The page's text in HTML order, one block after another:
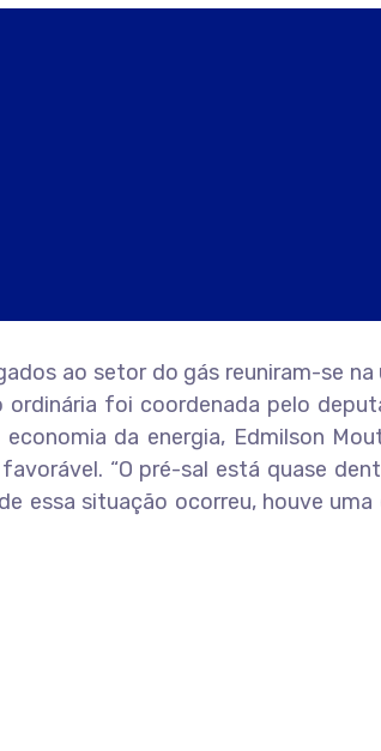
ao setor do gás reuniram-se
ordinária foi coordenada pelo
da energia, Edmilson
“O pré-sal está quase
essa situação ocorreu, houve